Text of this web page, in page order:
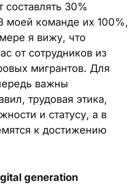
составлять 30%
моей команде их 100%,
я вижу, что
от сотрудников из
мигрантов. Для
важны
трудовая этика,
и статусу, а в
к достижению
generation